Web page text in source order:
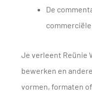
De
Je verleent Reünie
bewerken en
vormen, formaten of